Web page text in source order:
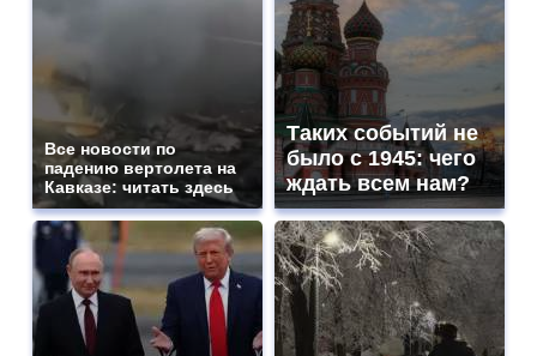
Все новости по
падению вертолета на
Кавказе: читать здесь
Таких событий не
было с 1945: чего
ждать всем нам?